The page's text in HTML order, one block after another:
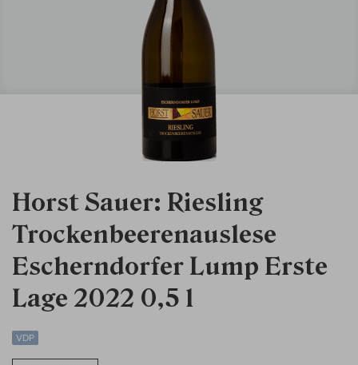
Horst Sauer: Riesling
Trockenbeerenauslese
Escherndorfer Lump Erste
Lage 2022 0,5 l
VDP